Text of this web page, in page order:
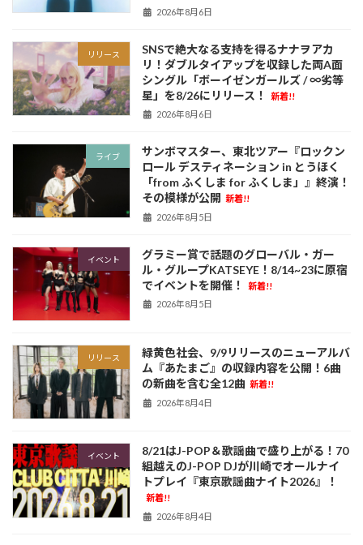
2026年8月6日
リリース
SNSで絶大なる支持を得るナナヲアカ
リ！ダブルタイアップを収録した両A面
シングル「ボーイゼンガールズ / ∞劣等
星」を8/26にリリース！
新着!!
2026年8月6日
ライブ
サンボマスター、東北ツアー『ロックン
ロール デスティネーション in とうほく
「from ふくしま for ふくしま」』終演！
その模様が公開 新着!!
2026年8月5日
イベント
グラミー賞で話題のグローバル・ガー
ル・グループKATSEYE！8/14~23に原宿
でイベントを開催！
新着!!
2026年8月5日
リリース
緑黄色社会、9/9リリースのニューアルバ
ム『あたまご』の収録内容を公開！6曲
の新曲を含む全12曲 新着!!
2026年8月4日
イベント
8/21はJ-POP＆歌謡曲で盛り上がる！70
組越えのJ-POP DJが川崎でオールナイ
トプレイ『東京歌謡曲ナイト2026』！
新着!!
2026年8月4日